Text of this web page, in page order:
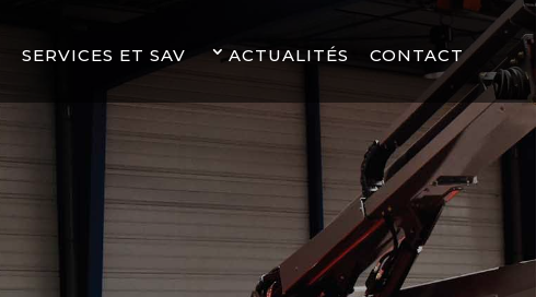
SERVICES ET SAV ACTUALITÉS CONTACT